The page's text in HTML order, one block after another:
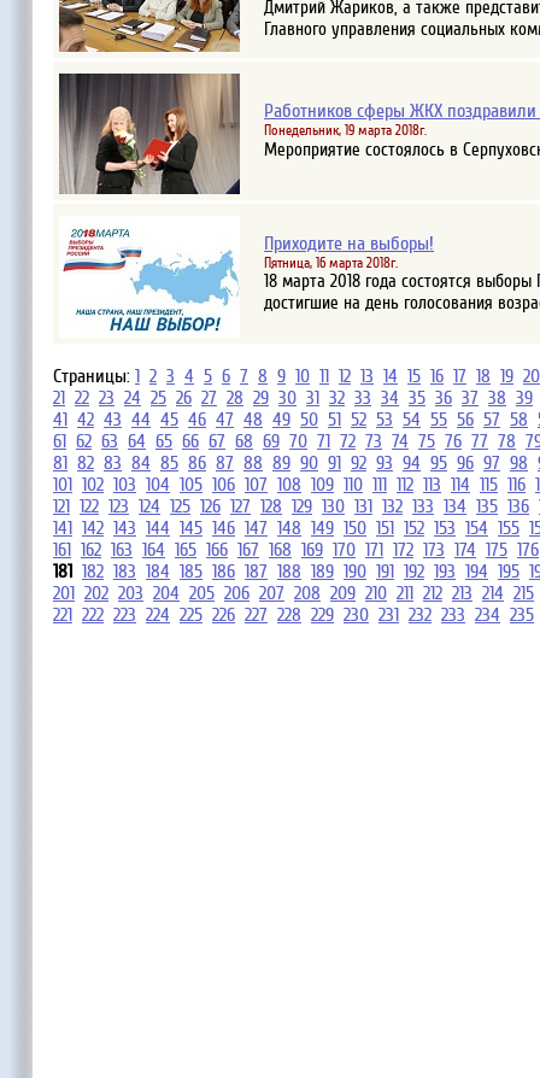
Дмитрий Жариков, а также
Главного управления социальных
Работников сферы ЖКХ
Понедельник, 19 марта 2018г.
Мероприятие состоялось в
Приходите на выборы!
Пятница, 16 марта 2018г.
18 марта 2018 года состоятся
достигшие на день голосования
Страницы: 1 2 3 4 5 6 7 8 9 10 11 12 13 14 15 16 17 18 19 20
21 22 23 24 25 26 27 28 29 30 31 32 33 34 35 36 37 38 39
41 42 43 44 45 46 47 48 49 50 51 52 53 54 55 56 57 58
61 62 63 64 65 66 67 68 69 70 71 72 73 74 75 76 77 78
81 82 83 84 85 86 87 88 89 90 91 92 93 94 95 96 97 98
101 102 103 104 105 106 107 108 109 110 111 112 113 114 115 116
121 122 123 124 125 126 127 128 129 130 131 132 133 134 135 136
141 142 143 144 145 146 147 148 149 150 151 152 153 154 155
161 162 163 164 165 166 167 168 169 170 171 172 173 174 175 176
181 182 183 184 185 186 187 188 189 190 191 192 193 194 195
201 202 203 204 205 206 207 208 209 210 211 212 213 214 215
221 222 223 224 225 226 227 228 229 230 231 232 233 234 235